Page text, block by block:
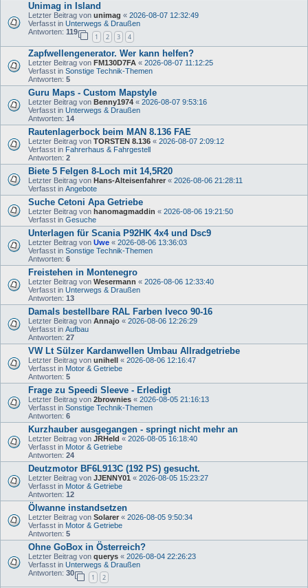
Unimag in Island
Letzter Beitrag von unimag « 2026-08-07 12:32:49
Verfasst in Unterwegs & Draußen
Antworten: 119
1 2 3 4
Zapfwellengenerator. Wer kann helfen?
Letzter Beitrag von FM130D7FA « 2026-08-07 11:12:25
Verfasst in Sonstige Technik-Themen
Antworten: 5
Guru Maps - Custom Mapstyle
Letzter Beitrag von Benny1974 « 2026-08-07 9:53:16
Verfasst in Unterwegs & Draußen
Antworten: 14
Rautenlagerbock beim MAN 8.136 FAE
Letzter Beitrag von TORSTEN 8.136 « 2026-08-07 2:09:12
Verfasst in Fahrerhaus & Fahrgestell
Antworten: 2
Biete 5 Felgen 8-Loch mit 14,5R20
Letzter Beitrag von Hans-Alteisenfahrer « 2026-08-06 21:28:11
Verfasst in Angebote
Suche Cetoni Apa Getriebe
Letzter Beitrag von hanomagmaddin « 2026-08-06 19:21:50
Verfasst in Gesuche
Unterlagen für Scania P92HK 4x4 und Dsc9
Letzter Beitrag von Uwe « 2026-08-06 13:36:03
Verfasst in Sonstige Technik-Themen
Antworten: 6
Freistehen in Montenegro
Letzter Beitrag von Wesermann « 2026-08-06 12:33:40
Verfasst in Unterwegs & Draußen
Antworten: 13
Damals bestellbare RAL Farben Iveco 90-16
Letzter Beitrag von Annajo « 2026-08-06 12:26:29
Verfasst in Aufbau
Antworten: 27
VW Lt Sülzer Kardanwellen Umbau Allradgetriebe
Letzter Beitrag von unihell « 2026-08-06 12:16:47
Verfasst in Motor & Getriebe
Antworten: 5
Frage zu Speedi Sleeve - Erledigt
Letzter Beitrag von 2brownies « 2026-08-05 21:16:13
Verfasst in Sonstige Technik-Themen
Antworten: 6
Kurzhauber ausgegangen - springt nicht mehr an
Letzter Beitrag von JRHeld « 2026-08-05 16:18:40
Verfasst in Motor & Getriebe
Antworten: 24
Deutzmotor BF6L913C (192 PS) gesucht.
Letzter Beitrag von JJENNY01 « 2026-08-05 15:23:27
Verfasst in Motor & Getriebe
Antworten: 12
Ölwanne instandsetzen
Letzter Beitrag von Solarer « 2026-08-05 9:50:34
Verfasst in Motor & Getriebe
Antworten: 5
Ohne GoBox in Österreich?
Letzter Beitrag von querys « 2026-08-04 22:26:23
Verfasst in Unterwegs & Draußen
Antworten: 30
1 2